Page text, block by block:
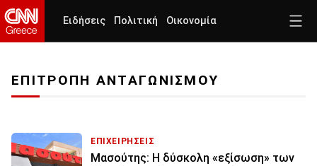
Ειδήσεις Πολιτική Οικονομία
ΕΠΙΤΡΟΠΗ ΑΝΤΑΓΩΝΙΣΜΟΥ
ΕΠΙΧΕΙΡΗΣΕΙΣ
Μασούτης: Η δύσκολη «εξίσωση» των